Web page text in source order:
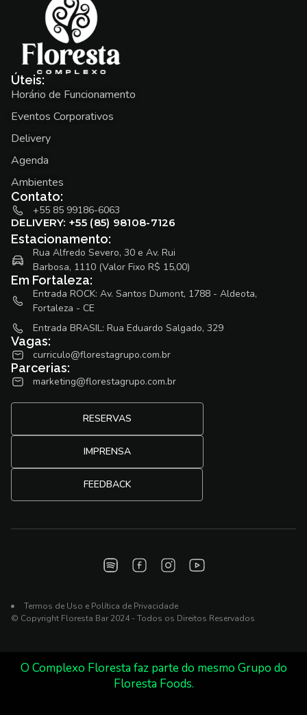
Úteis:
Horário de Funcionamento
Eventos Corporativos
Delivery
Agenda
Ambientes
Contato:
+55 85 99186-6063
DELIVERY: +55 (85) 98108-7126
Estacionamento:
Rua Alfredo Severo, 30 e Av. Rui
Barbosa, 1110 (Valor Fixo R$ 15,00)
Em Fortaleza:
Entrada ROCK: Av. Santos Dumont, 1788 - Aldeota,
Fortaleza - CE
Entrada BRASIL: Rua Eduardo Salgado, 329
Vagas:
curriculo@florestagrupo.com.br
Parcerias:
marketing@florestagrupo.com.br
RESERVAS
IMPRENSA
FEEDBACK
Termos de Uso e Política de Privacidade
© Copyright Floresta Bar 2024 - Todos os Direitos Reservados
O Complexo Floresta faz parte do mesmo Grupo do
Floresta Foods.